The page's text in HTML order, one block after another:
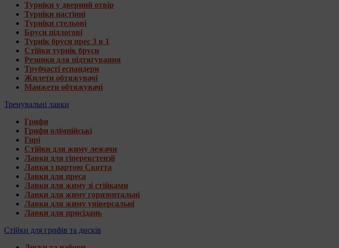
Турніки у дверний отвір
Турніки настінні
Турніки стельові
Бруси підлогові
Турнік бруси прес 3 в 1
Стійки турнік бруси
Резинки для підтягування
Трубчасті еспандери
Жилети обтяжувачі
Манжети обтяжувачі
Тренувальні лавки
Грифи
Грифи олімпійські
Гирі
Стійки для жиму лежачи
Лавки для гіперекстензії
Лавки з партою Скотта
Лавки для преса
Лавки для жиму зі стійками
Лавки для жиму горизонтальні
Лавки для жиму універсальні
Лавки для присідань
Стійки для грифів та дисків